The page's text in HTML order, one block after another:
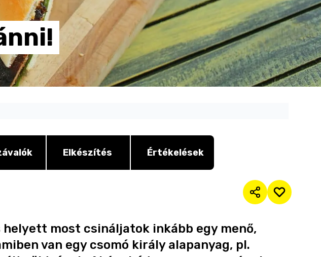
Elkészítés Értékelések
helyett most csináljatok inkább egy menő,
van egy csomó király alapanyag, pl.